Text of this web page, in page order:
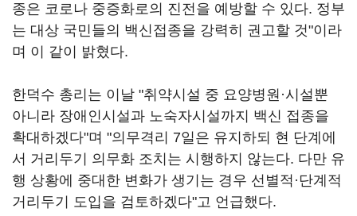
종은 코로나 중증화로의 진전을 예방할 수 있다. 정부
는 대상 국민들의 백신접종을 강력히 권고할 것"이라
며 이 같이 밝혔다.
한덕수 총리는 이날 "취약시설 중 요양병원·시설뿐
아니라 장애인시설과 노숙자시설까지 백신 접종을
확대하겠다"며 "의무격리 7일은 유지하되 현 단계에
서 거리두기 의무화 조치는 시행하지 않는다. 다만 유
행 상황에 중대한 변화가 생기는 경우 선별적·단계적
거리두기 도입을 검토하겠다"고 언급했다.